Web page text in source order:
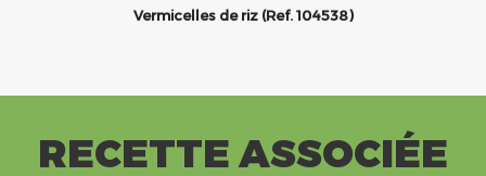
Vermicelles de riz (Ref. 104538)
RECETTE ASSOCIÉE